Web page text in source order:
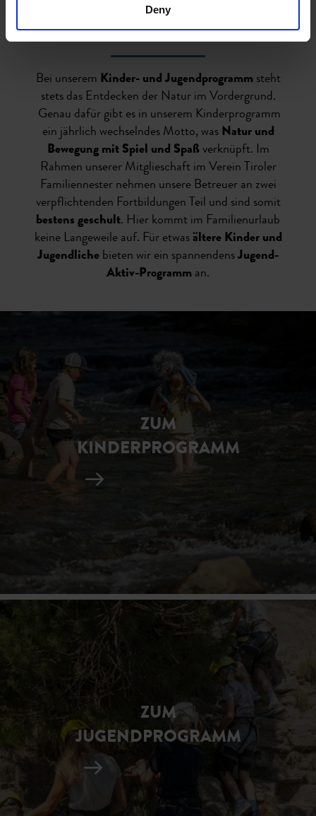
Deny
im Sommer
Bei unserem Kinder- und Jugendprogramm steht
stets das Entdecken der Natur im Vordergrund.
Genau dafür gibt es in unserem Kinderprogramm
ein jährlich wechselndes Motto, was Natur und
Bewegung mit Spiel und Spaß verknüpft. Im
Rahmen unserer Mitglieschaft im Verein Tiroler
Familiennester nehmen unsere Betreuer an zwei
verpflichtenden Fortbildungen Teil und sind somit
bestens geschult. Hier kommt im Familienurlaub
keine Langeweile auf. Für etwas ältere Kinder und
Jugendliche bieten wir ein spannendens Jugend-
Aktiv-Programm an.
ZUM
KINDERPROGRAMM
ZUM
JUGENDPROGRAMM